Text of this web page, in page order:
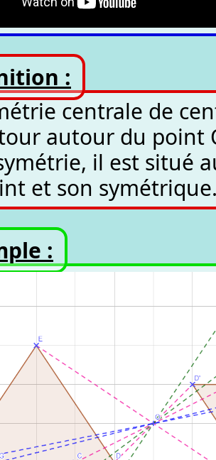
:
centrale de
autour du point
il est situé
et son
: